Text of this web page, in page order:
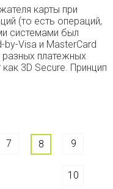
карты при
(то есть операций,
системами был
Visa и MasterCard
платежных
3D Secure. Принцип
7 8 9
10